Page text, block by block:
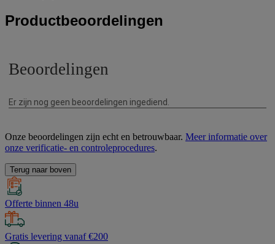
Productbeoordelingen
Onze beoordelingen zijn echt en betrouwbaar. Meer informatie over
onze verificatie- en controleprocedures.
Terug naar boven
Offerte binnen 48u
Gratis levering vanaf €200